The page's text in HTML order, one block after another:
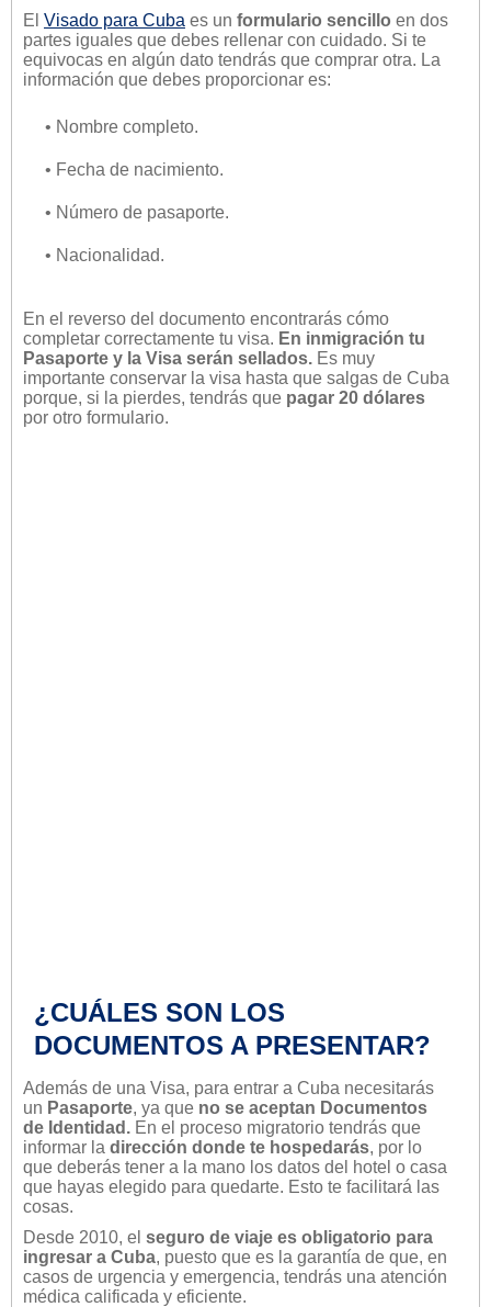
El Visado para Cuba es un formulario sencillo en dos
partes iguales que debes rellenar con cuidado. Si te
equivocas en algún dato tendrás que comprar otra. La
información que debes proporcionar es:
• Nombre completo.
• Fecha de nacimiento.
• Número de pasaporte.
• Nacionalidad.
En el reverso del documento encontrarás cómo
completar correctamente tu visa. En inmigración tu
Pasaporte y la Visa serán sellados. Es muy
importante conservar la visa hasta que salgas de Cuba
porque, si la pierdes, tendrás que pagar 20 dólares
por otro formulario.
¿CUÁLES SON LOS
DOCUMENTOS A PRESENTAR?
Además de una Visa, para entrar a Cuba necesitarás
un Pasaporte, ya que no se aceptan Documentos
de Identidad. En el proceso migratorio tendrás que
informar la dirección donde te hospedarás, por lo
que deberás tener a la mano los datos del hotel o casa
que hayas elegido para quedarte. Esto te facilitará las
cosas.
Desde 2010, el seguro de viaje es obligatorio para
ingresar a Cuba, puesto que es la garantía de que, en
casos de urgencia y emergencia, tendrás una atención
médica calificada y eficiente.